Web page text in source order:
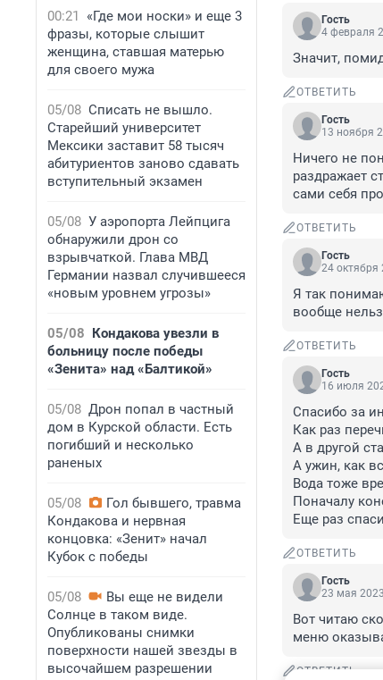
00:21
«Где мои носки» и еще 3
фразы, которые слышит
женщина, ставшая матерью
для своего мужа
05/08 Списать не вышло.
Старейший университет
Мексики заставит 58 тысяч
абитуриентов заново сдавать
вступительный экзамен
05/08 У аэропорта Лейпцига
обнаружили дрон со
взрывчаткой. Глава МВД
Германии назвал случившееся
«новым уровнем угрозы»
05/08 Кондакова увезли в
больницу после победы
«Зенита» над «Балтикой»
05/08 Дрон попал в частный
дом в Курской области. Есть
погибший и несколько
раненых
05/08
Гол бывшего, травма
Кондакова и нервная
концовка: «Зенит» начал
Кубок с победы
05/08
Вы еще не видели
Солнце в таком виде.
Опубликованы снимки
поверхности нашей звезды в
высочайшем разрешении
Гость
4 февраля
Значит,
ОТВЕТИТЬ
Гость
13 ноября
Ничего не
раздражает
сами себя
ОТВЕТИТЬ
Гость
24 октября
Я так
вообще
ОТВЕТИТЬ
Гость
16 июля
Спасибо за
Как раз
А в другой
А ужин, как
Вода тоже
Поначалу
Еще раз
ОТВЕТИТЬ
Гость
23 мая
Вот читаю
меню
ОТВЕТИТЬ